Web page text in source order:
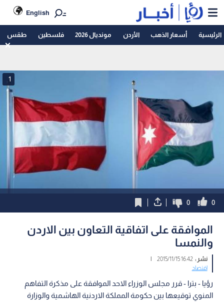
English
الرئيسية أسعار الذهب الأردن مونديال 2026 فلسطين طقس
1
0
0
الموافقة على اتفاقية التعاون بين الاردن
والنمسا
نشر :16:42 2015/11/15
|
اقتصاد
رؤيا - بترا - قرر مجلس الوزراء الاحد الموافقة على مذكرة التفاهم
المنوي توقيعها بين حكومة المملكة الاردنية الهاشمية والوزارة